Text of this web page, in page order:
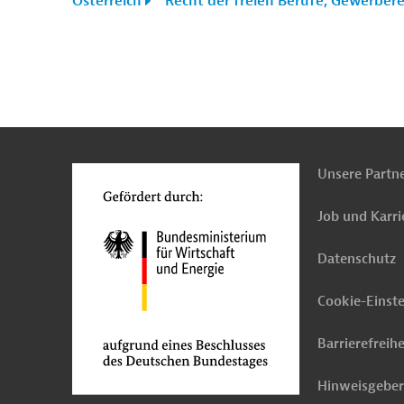
Unsere
Job und
Datenschutz
Cookie-